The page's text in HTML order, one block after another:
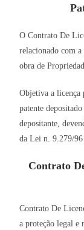
O Contrato De
relacionado com
obra de
Objetiva a licença
patente
depositante,
da Lei n. 9.279/
Contrato
Contrato De
a proteção legal e